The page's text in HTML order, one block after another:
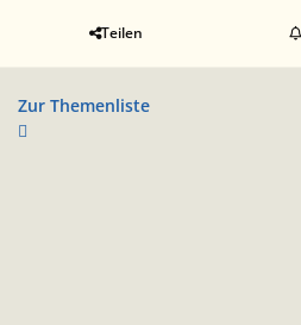
Teilen
Zur Themenliste